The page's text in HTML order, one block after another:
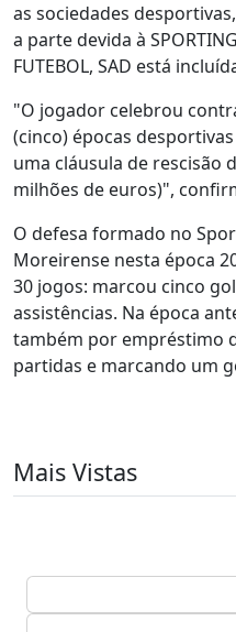
as sociedades
a parte devida à
FUTEBOL, SAD está
"O jogador celebrou
(cinco) épocas
uma cláusula de rescisão
milhões de euros)",
O defesa formado no
Moreirense nesta época
30 jogos: marcou cinco
assistências. Na época
também por empréstimo
partidas e marcando um
Mais Vistas